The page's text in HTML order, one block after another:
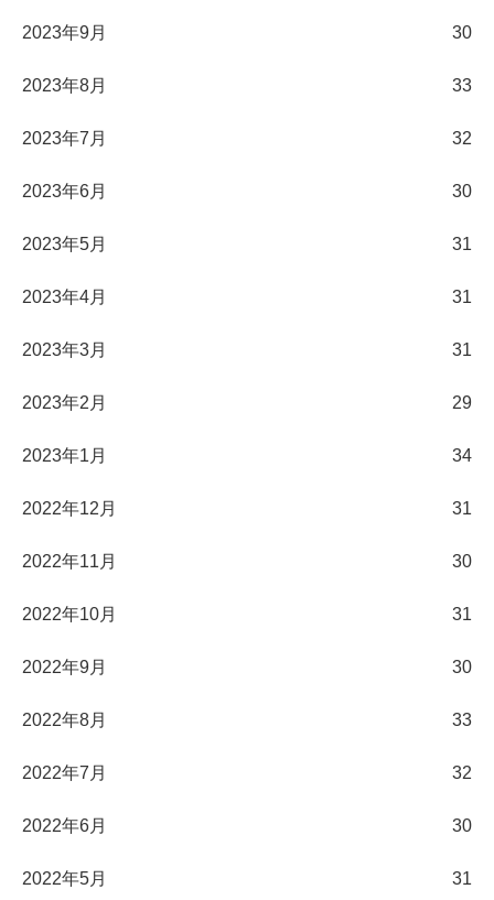
2023年9月 30
2023年8月 33
2023年7月 32
2023年6月 30
2023年5月 31
2023年4月 31
2023年3月 31
2023年2月 29
2023年1月 34
2022年12月 31
2022年11月 30
2022年10月 31
2022年9月 30
2022年8月 33
2022年7月 32
2022年6月 30
2022年5月 31